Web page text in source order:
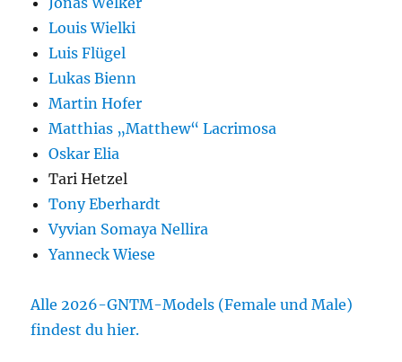
Louis Wielki
Luis Flügel
Lukas Bienn
Martin Hofer
Matthias „Matthew“ Lacrimosa
Oskar Elia
Tari Hetzel
Tony Eberhardt
Vyvian Somaya Nellira
Yanneck Wiese
Alle 2026-GNTM-Models (Female und Male)
findest du hier.